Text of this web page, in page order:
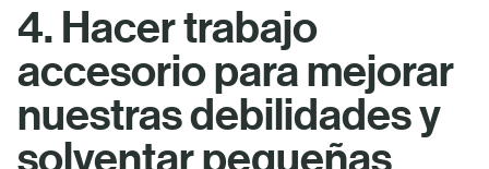
4. Hacer trabajo
accesorio para mejorar
nuestras debilidades y